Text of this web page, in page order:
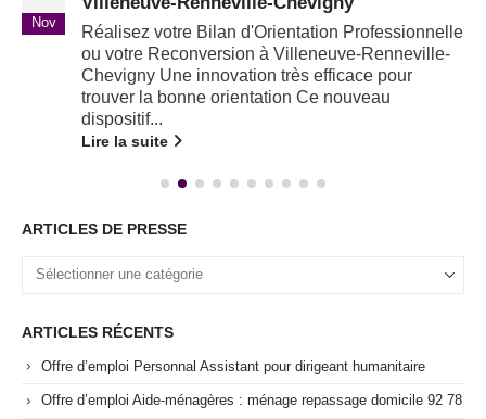
Nov
Réalisez votre Bilan d'Orientation Professionnelle
ou votre Reconversion à Villeneuve-Renneville-
Chevigny Une innovation très efficace pour
trouver la bonne orientation Ce nouveau
dispositif...
Lire la suite
ARTICLES DE PRESSE
ARTICLES RÉCENTS
Offre d’emploi Personnal Assistant pour dirigeant humanitaire
Offre d’emploi Aide-ménagères : ménage repassage domicile 92 78